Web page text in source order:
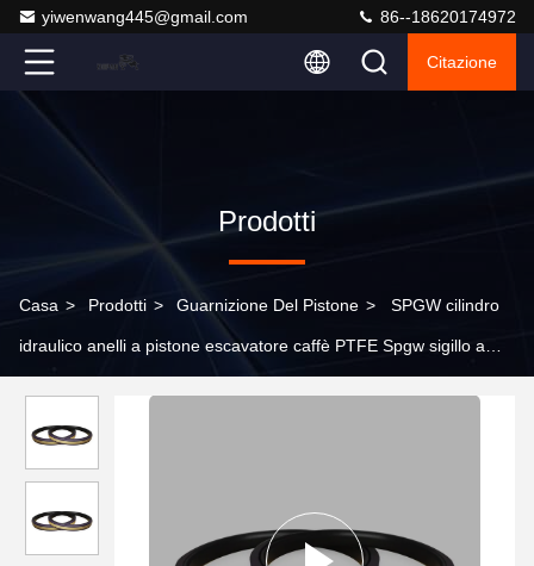
yiwenwang445@gmail.com 86--18620174972
Citazione
Prodotti
Casa > Prodotti > Guarnizione Del Pistone > SPGW cilindro
idraulico anelli a pistone escavatore caffè PTFE Spgw sigillo a